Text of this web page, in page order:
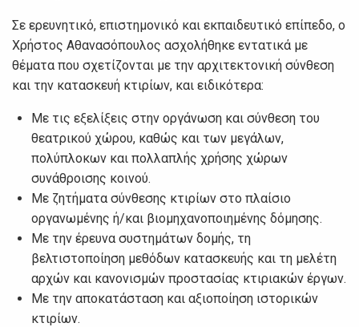
Σε ερευνητικό, επιστημονικό και εκπαιδευτικό επίπεδο, ο
Χρήστος Αθανασόπουλος ασχολήθηκε εντατικά με
θέματα που σχετίζονται με την αρχιτεκτονική σύνθεση
και την κατασκευή κτιρίων, και ειδικότερα:
Με τις εξελίξεις στην οργάνωση και σύνθεση του
θεατρικού χώρου, καθώς και των μεγάλων,
πολύπλοκων και πολλαπλής χρήσης χώρων
συνάθροισης κοινού.
Με ζητήματα σύνθεσης κτιρίων στο πλαίσιο
οργανωμένης ή/και βιομηχανοποιημένης δόμησης.
Με την έρευνα συστημάτων δομής, τη
βελτιστοποίηση μεθόδων κατασκευής και τη μελέτη
αρχών και κανονισμών προστασίας κτιριακών έργων.
Με την αποκατάσταση και αξιοποίηση ιστορικών
κτιρίων.